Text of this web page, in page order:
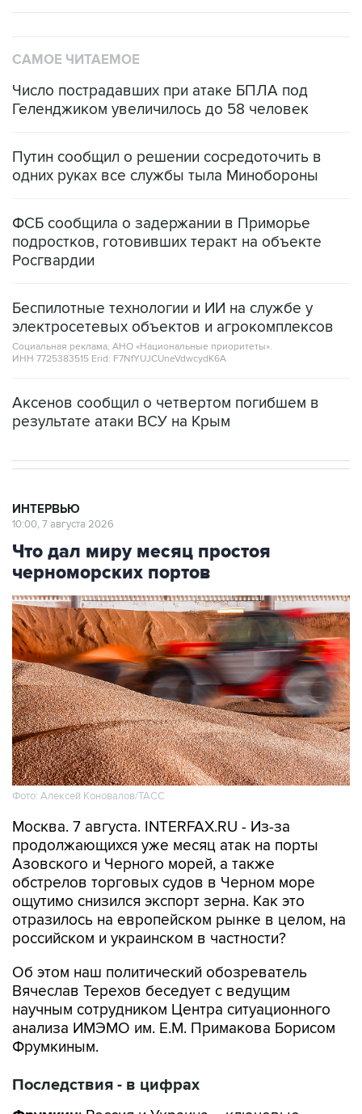
САМОЕ ЧИТАЕМОЕ
Число пострадавших при атаке БПЛА под
Геленджиком увеличилось до 58 человек
Путин сообщил о решении сосредоточить в
одних руках все службы тыла Минобороны
ФСБ сообщила о задержании в Приморье
подростков, готовивших теракт на объекте
Росгвардии
Беспилотные технологии и ИИ на службе у
электросетевых объектов и агрокомплексов
Социальная реклама, АНО «Национальные приоритеты».
ИНН 7725383515 Erid: F7NfYUJCUneVdwcydK6A
Аксенов сообщил о четвертом погибшем в
результате атаки ВСУ на Крым
ИНТЕРВЬЮ
10:00, 7 августа 2026
Что дал миру месяц простоя
черноморских портов
Фото: Алексей Коновалов/ТАСС
Москва. 7 августа. INTERFAX.RU - Из-за
продолжающихся уже месяц атак на порты
Азовского и Черного морей, а также
обстрелов торговых судов в Черном море
ощутимо снизился экспорт зерна. Как это
отразилось на европейском рынке в целом, на
российском и украинском в частности?
Об этом наш политический обозреватель
Вячеслав Терехов беседует с ведущим
научным сотрудником Центра ситуационного
анализа ИМЭМО им. Е.М. Примакова Борисом
Фрумкиным.
Последствия - в цифрах